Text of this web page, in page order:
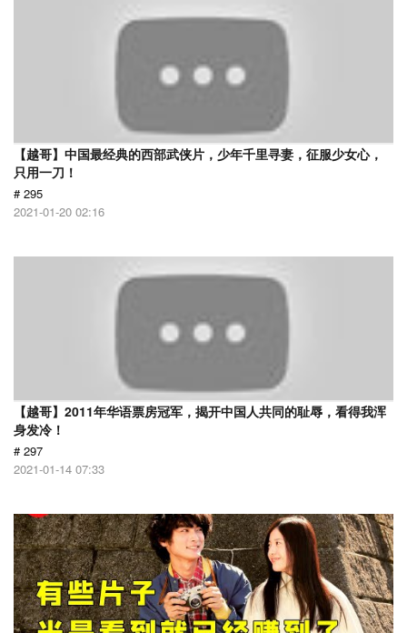
【越哥】中国最经典的西部武侠片，少年千里寻妻，征服少女心，
只用一刀！
# 295
2021-01-20 02:16
【越哥】2011年华语票房冠军，揭开中国人共同的耻辱，看得我浑
身发冷！
# 297
2021-01-14 07:33